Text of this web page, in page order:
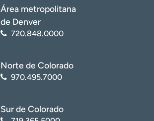
Área metropolitana
de Denver
720.848.0000
Norte de Colorado
970.495.7000
Sur de Colorado